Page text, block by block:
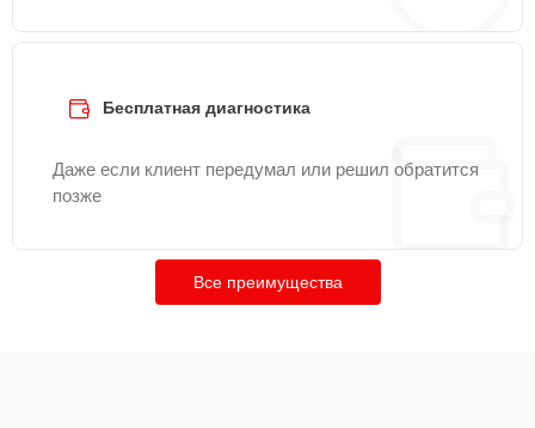
Бесплатная диагностика
Даже если клиент передумал или решил обратится
позже
Все преимущества